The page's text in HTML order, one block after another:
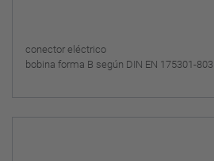
conector eléctrico
bobina forma B según DIN EN 175301-803